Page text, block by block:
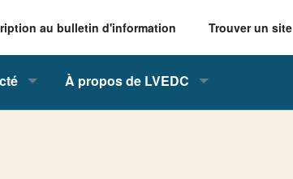
au bulletin d'information Trouver un site
À propos de LVEDC